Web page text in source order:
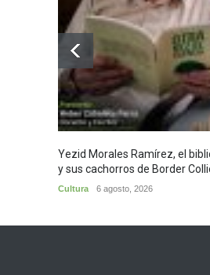
Yezid Morales Ramírez, el
y sus cachorros de Border
Cultura 6 agosto, 2026